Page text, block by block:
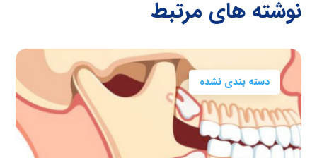
نوشته های مرتبط
دسته بندی نشده